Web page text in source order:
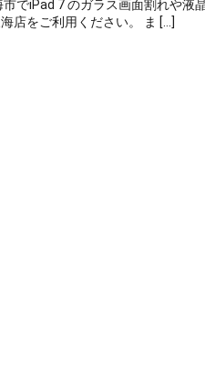
でiPad 7 のガラス画面割れや液
店をご利用ください。 ま […]